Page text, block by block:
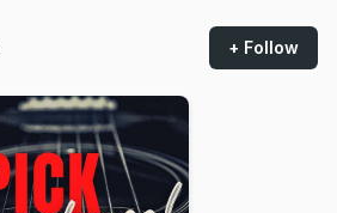
+ Follow